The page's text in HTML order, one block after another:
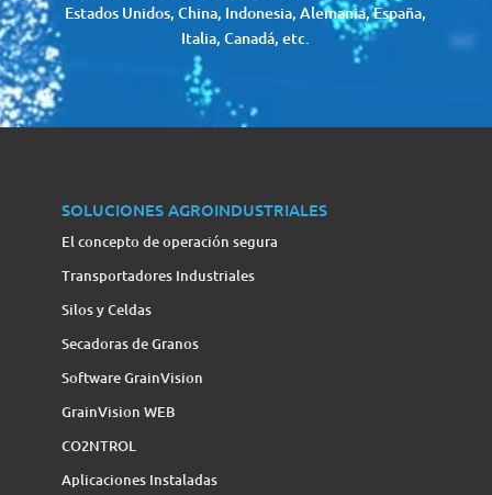
Estados Unidos, China, Indonesia, Alemania, España,
Italia, Canadá, etc.
SOLUCIONES AGROINDUSTRIALES
El concepto de operación segura
Transportadores Industriales
Silos y Celdas
Secadoras de Granos
Software GrainVision
GrainVision WEB
CO2NTROL
Aplicaciones Instaladas